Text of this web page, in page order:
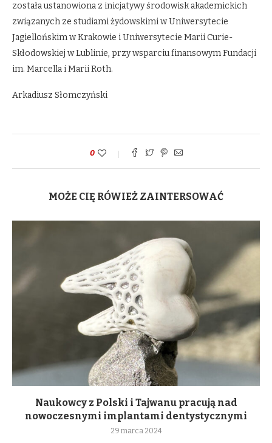
została ustanowiona z inicjatywy środowisk akademickich
związanych ze studiami żydowskimi w Uniwersytecie
Jagiellońskim w Krakowie i Uniwersytecie Marii Curie-
Skłodowskiej w Lublinie, przy wsparciu finansowym Fundacji
im. Marcella i Marii Roth.
Arkadiusz Słomczyński
0
MOŻE CIĘ RÓWIEŻ ZAINTERSOWAĆ
Naukowcy z Polski i Tajwanu pracują nad
nowoczesnymi implantami dentystycznymi
29 marca 2024